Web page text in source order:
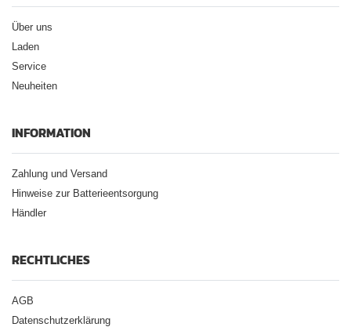
Über uns
Laden
Service
Neuheiten
INFORMATION
Zahlung und Versand
Hinweise zur Batterieentsorgung
Händler
RECHTLICHES
AGB
Datenschutzerklärung